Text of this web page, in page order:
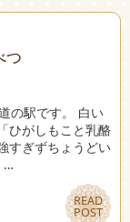
つ
駅です。 白い
ひがしもこと乳酪
すぎずちょうどい
…
READ
POST
READ
POST